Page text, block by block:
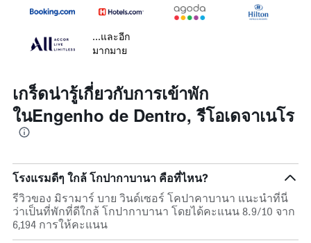
...และอีก
มากมาย
เกร็ดน่ารู้เกี่ยวกับการเข้าพัก
ในEngenho de Dentro, รีโอเดจาเนโร
โรงแรมดีๆ ใกล้ โกปากาบานา คือที่ไหน?
รีวิวของ มิรามาร์ บาย วินด์เซอร์ โคปาคาบานา แนะนำที่นี่
ว่าเป็นที่พักที่ดีใกล้ โกปากาบานา โดยได้คะแนน 8.9/10 จาก
6,194 การให้คะแนน